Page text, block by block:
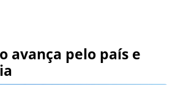
avança pelo país e